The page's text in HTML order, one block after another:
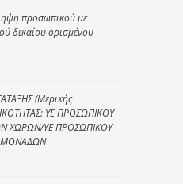
προσωπικού με
δικαίου ορισμένου
(Μερικής
ΥΕ ΠΡΟΣΩΠΙΚΟΥ
ΧΩΡΩΝ/ΥΕ ΠΡΟΣΩΠΙΚΟΥ
ΜΟΝΑΔΩΝ